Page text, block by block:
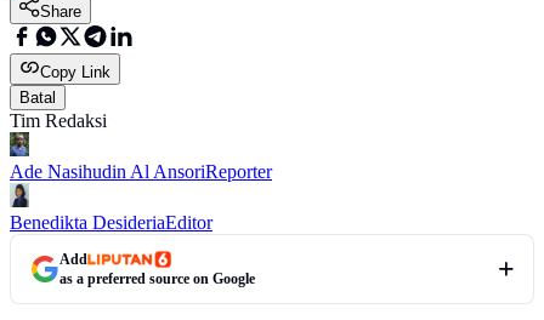
Share
Copy Link
Batal
Tim Redaksi
Ade Nasihudin Al AnsoriReporter
Benedikta DesideriaEditor
Add
as a preferred source on Google